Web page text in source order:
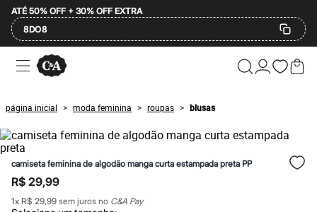
ATÉ 50% OFF + 30% OFF EXTRA
8DO8
Ofertas
Compre por Departamento
Masculino
Infantil
Calçados
Mindse7
Plus Size
Até 20% off
Até 40% off
Até 60% off
A partir de 60% off
página inicial > moda feminina > roupas > blusas
camiseta feminina de algodão manga curta estampada preta PP
R$ 29,99
1x R$ 29,99 sem juros no C&A Pay